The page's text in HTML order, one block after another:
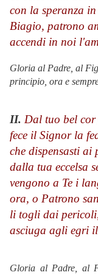
con la speranza in
Biagio, patrono
accendi in noi
Gloria al Padre, al
principio, ora e
II. Dal tuo bel cor
fece il Signor la
che dispensasti ai
dalla tua eccelsa
vengono a Te i
ora, o Patrono
li togli dai
asciuga agli egri
Gloria al Padre, al